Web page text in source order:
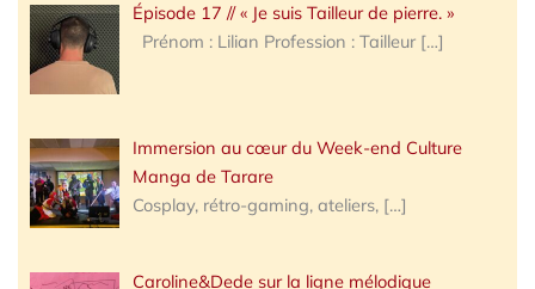
Épisode 17 // « Je suis Tailleur de pierre. »
Prénom : Lilian Profession : Tailleur […]
Immersion au cœur du Week-end Culture
Manga de Tarare
Cosplay, rétro-gaming, ateliers, […]
Caroline&Dede sur la ligne mélodique